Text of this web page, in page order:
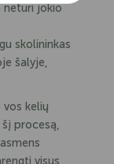
neturi jokio
skolininkas
šalyje,
kelių
procesą,